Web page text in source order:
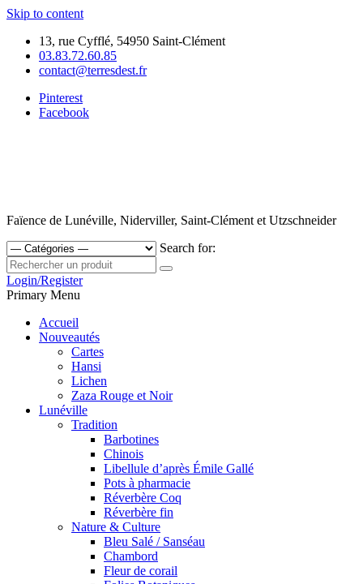
Skip to content
13, rue Cyfflé, 54950 Saint-Clément
03.83.72.60.85
contact@terresdest.fr
Pinterest
Facebook
Faïence de Lunéville, Niderviller, Saint-Clément et Utzschneider
Search for:
Login/Register
Primary Menu
Accueil
Nouveautés
Cartes
Hansi
Lichen
Zaza Rouge et Noir
Lunéville
Tradition
Barbotines
Chinois
Libellule d’après Émile Gallé
Pots à pharmacie
Réverbère Coq
Réverbère fin
Nature & Culture
Bleu Salé / Sanséau
Chambord
Fleur de corail